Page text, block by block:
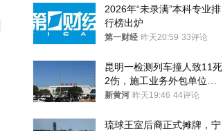
2026年“未录满”本科专业排
行榜出炉
第一财经 昨天20:59 33评论
昆明一检测列车撞人致11死
2伤，施工业务外包单位被
罚1.5万元，国铁昆明局被
新黄河 昨天19:46 44评论
琉球王室后裔正式摊牌，宁